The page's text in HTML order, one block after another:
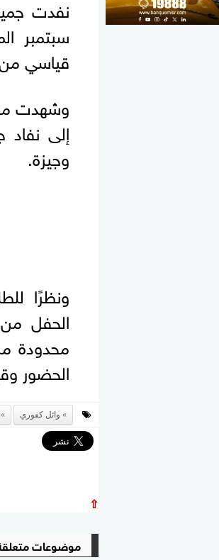
سبتمبر
قياسي من
وشهدت
وجيزة.
ونظرًا
الحفل
محدودة
الحضور
وائل كفوري
⇧
موضوعات